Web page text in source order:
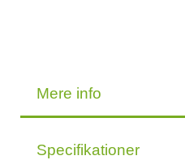
Mere info
Specifikationer